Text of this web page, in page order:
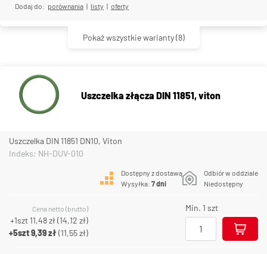
Dodaj do: porównania | listy | oferty
Pokaż wszystkie warianty(8)
Uszczelka złącza DIN 11851, viton
Uszczelka DIN 11851 DN10, Viton
Indeks: NH-DUV-010
Dostępny z dostawą
Wysyłka: 7 dni
Odbiór w oddziale
Niedostępny
Cena netto (brutto)
+1szt 11,48 zł(14,12 zł)
+5szt9,39 zł(11,55 zł)
Min. 1 szt